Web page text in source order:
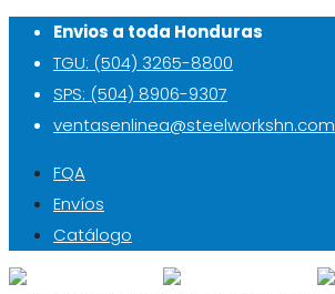
Envios a toda Honduras
TGU: (504) 3265-8800
SPS: (504) 8906-9307
ventasenlinea@steelworkshn.com
FQA
Envíos
Catálogo